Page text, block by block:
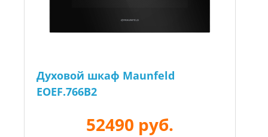
Духовой шкаф Maunfeld
EOEF.766B2
52490 руб.